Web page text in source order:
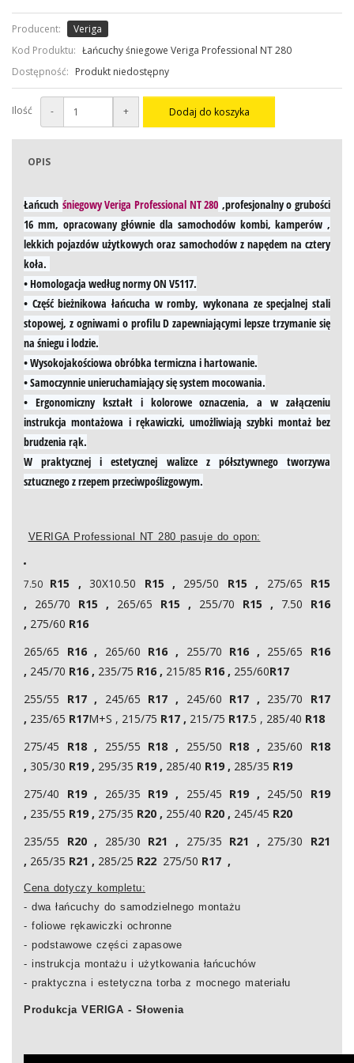
Producent:
Veriga
Kod Produktu: Łańcuchy śniegowe Veriga Professional NT 280
Dostępność: Produkt niedostępny
Ilość - + Dodaj do koszyka
OPIS
Łańcuch śniegowy Veriga Professional NT 280 ,profesjonalny o grubości
16 mm, opracowany głównie dla samochodów kombi, kamperów ,
lekkich pojazdów użytkowych oraz samochodów z napędem na cztery
koła.
• Homologacja według normy ON V5117.
• Część bieżnikowa łańcucha w romby, wykonana ze specjalnej stali
stopowej, z ogniwami o profilu D zapewniającymi lepsze trzymanie się
na śniegu i lodzie.
• Wysokojakościowa obróbka termiczna i hartowanie.
• Samoczynnie unieruchamiający się system mocowania.
• Ergonomiczny kształt i kolorowe oznaczenia, a w załączeniu
instrukcja montażowa i rękawiczki, umożliwiają szybki montaż bez
brudzenia rąk.
W praktycznej i estetycznej walizce z półsztywnego tworzywa
sztucznego z rzepem przeciwpoślizgowym.
VERIGA Professional NT 280 pasuje do opon:
7.50 R15 , 30X10.50 R15 , 295/50 R15 , 275/65
R15
, 265/70 R15 , 265/65 R15 , 255/70 R15 , 7.50
R16
, 275/60 R16
265/65
R16 , 265/60 R16 , 255/70 R16 , 255/65
R16
, 245/70 R16 , 235/75 R16 , 215/85 R16 , 255/60R17
255/55
R17 , 245/65 R17 , 245/60 R17 , 235/70
R17
, 235/65 R17M+S , 215/75 R17 , 215/75 R17.5 , 285/40 R18
275/45
R18 , 255/55 R18 , 255/50 R18 , 235/60
R18
, 305/30 R19 , 295/35 R19 , 285/40 R19 , 285/35 R19
275/40
R19 , 265/35 R19 , 255/45 R19 , 245/50
R19
, 235/55 R19 , 275/35 R20 , 255/40 R20 , 245/45 R20
235/55
R20 , 285/30 R21 , 275/35 R21 , 275/30
R21
, 265/35 R21 , 285/25 R22 275/50 R17 ,
Cena dotyczy kompletu:
- dwa łańcuchy do samodzielnego montażu
- foliowe rękawiczki ochronne
- podstawowe części zapasowe
- instrukcja montażu i użytkowania łańcuchów
- praktyczna i estetyczna torba z mocnego materiału
Produkcja VERIGA - Słowenia